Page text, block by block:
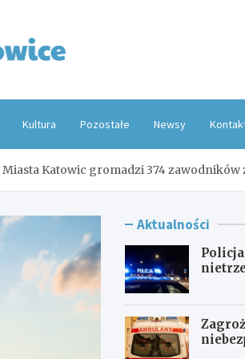
Kultura Pozostałe Newsy
Katowic gromadzi 374 zawodników
Aktualności